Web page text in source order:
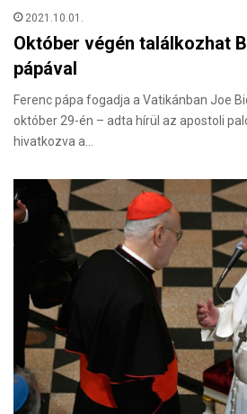
2021.10.01.
Október végén találkozhat
pápával
Ferenc pápa fogadja a Vatikánban Joe
október 29-én – adta hírül az apostoli
hivatkozva a…